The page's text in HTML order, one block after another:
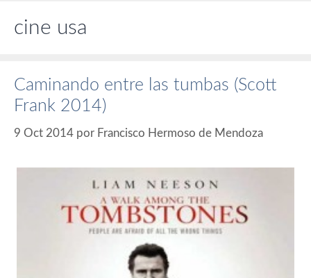
cine usa
Caminando entre las tumbas (Scott
Frank 2014)
9 Oct 2014 por Francisco Hermoso de Mendoza